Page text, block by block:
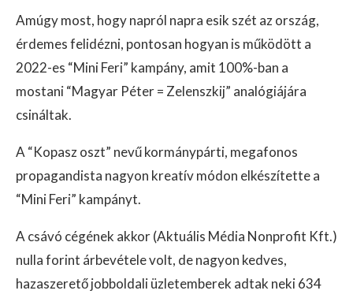
Amúgy most, hogy napról napra esik szét az ország,
érdemes felidézni, pontosan hogyan is működött a
2022-es “Mini Feri” kampány, amit 100%-ban a
mostani “Magyar Péter = Zelenszkij” analógiájára
csináltak.
A “Kopasz oszt” nevű kormánypárti, megafonos
propagandista nagyon kreatív módon elkészítette a
“Mini Feri” kampányt.
A csávó cégének akkor (Aktuális Média Nonprofit Kft.)
nulla forint árbevétele volt, de nagyon kedves,
hazaszerető jobboldali üzletemberek adtak neki 634